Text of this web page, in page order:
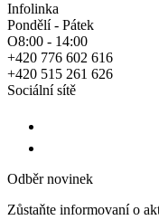
Infolinka
Pondělí - Pátek
O8:00 - 14:00
+420 776 602 616
+420 515 261 626
Sociální sítě
Odběr novinek
Zůstaňte informovaní o